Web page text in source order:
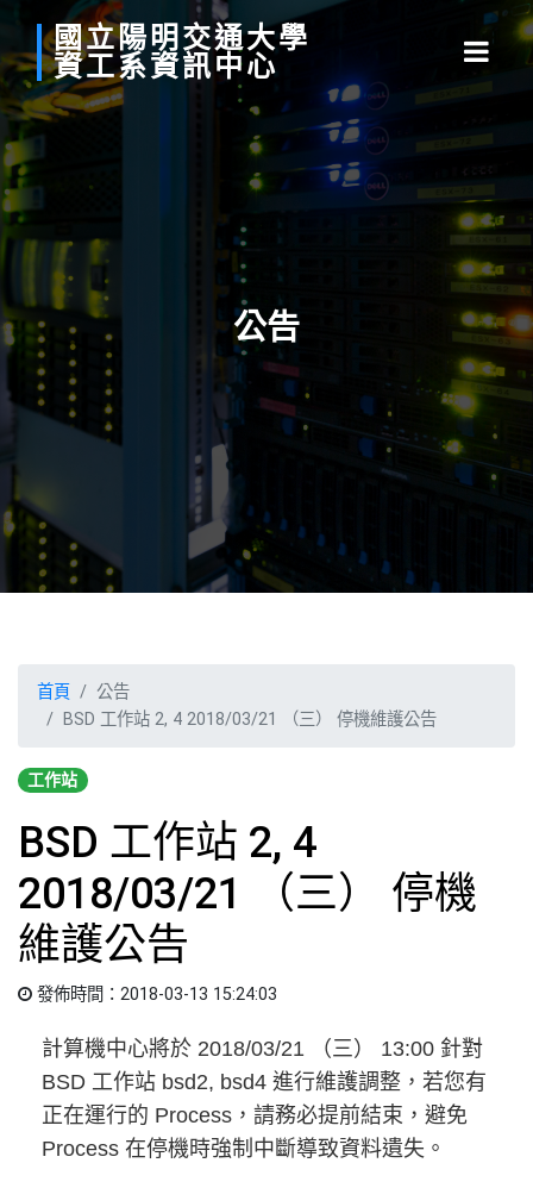
國立陽明 交通大學
資工系資訊中心
公告
首頁
公告
BSD 工作站 2, 4 2018/03/21 （三） 停機維護公告
工作站
BSD 工作站 2, 4
2018/03/21 （三） 停機
維護公告
發佈時間：2018-03-13 15:24:03
計算機中心將於 2018/03/21 （三） 13:00 針對
BSD 工作站 bsd2, bsd4 進行維護調整，若您有
正在運行的 Process，請務必提前結束，避免
Process 在停機時強制中斷導致資料遺失。